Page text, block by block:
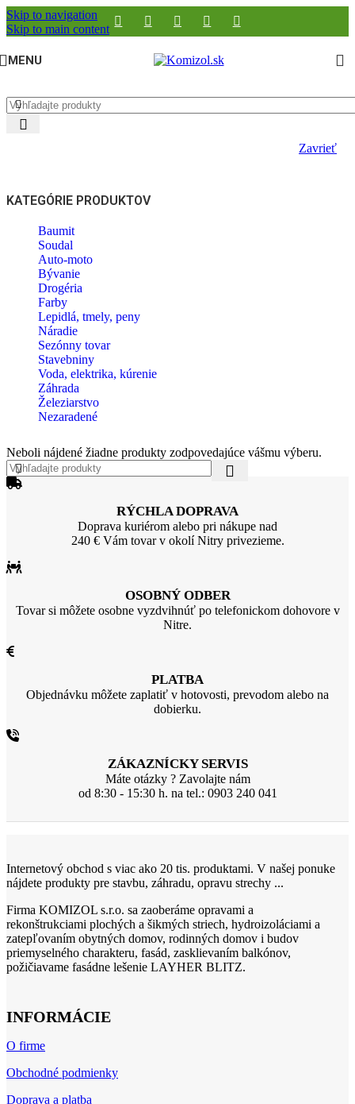
Skip to navigation
Skip to main content
MENU
Zavrieť
KATEGÓRIE PRODUKTOV
Baumit
Soudal
Auto-moto
Bývanie
Drogéria
Farby
Lepidlá, tmely, peny
Náradie
Sezónny tovar
Stavebniny
Voda, elektrika, kúrenie
Záhrada
Železiarstvo
Nezaradené
Neboli nájdené žiadne produkty zodpovedajúce vášmu výberu.
RÝCHLA DOPRAVA
Doprava kuriérom alebo pri nákupe nad
240 € Vám tovar v okolí Nitry privezieme.
OSOBNÝ ODBER
Tovar si môžete osobne vyzdvihnúť po telefonickom dohovore v
Nitre.
PLATBA
Objednávku môžete zaplatiť v hotovosti, prevodom alebo na
dobierku.
ZÁKAZNÍCKY SERVIS
Máte otázky ? Zavolajte nám
od 8:30 - 15:30 h. na tel.: 0903 240 041
Internetový obchod s viac ako 20 tis. produktami. V našej ponuke
nájdete produkty pre stavbu, záhradu, opravu strechy ...
Firma KOMIZOL s.r.o. sa zaoberáme opravami a
rekonštrukciami plochých a šikmých striech, hydroizoláciami a
zatepľovaním obytných domov, rodinných domov i budov
priemyselného charakteru, fasád, zasklievaním balkónov,
požičiavame fasádne lešenie LAYHER BLITZ.
INFORMÁCIE
O firme
Obchodné podmienky
Doprava a platba